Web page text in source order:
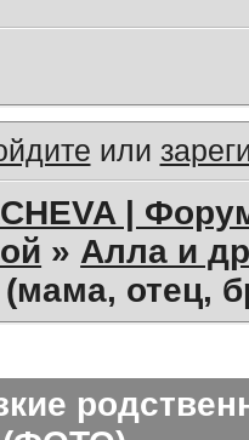
или
|
» Алла и
(мама, отец,